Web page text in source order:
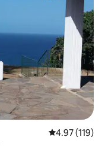
レビュー119
4.97 (119)